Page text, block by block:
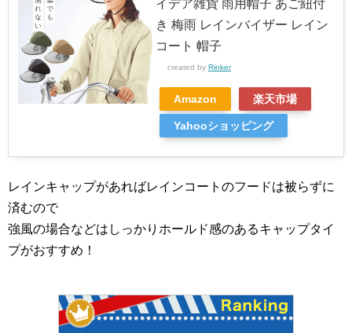
イデア雑貨 雨用帽子 あご紐付
き 梅雨 レインバイザー レイン
コート 帽子
created by Rinker
Amazon 楽天市場
Yahooショッピング
レインキャップがあればレインコートのフードは被らずに
済むので
強風の場合などはしっかりホールド感のあるキャップタイ
プがおすすめ！